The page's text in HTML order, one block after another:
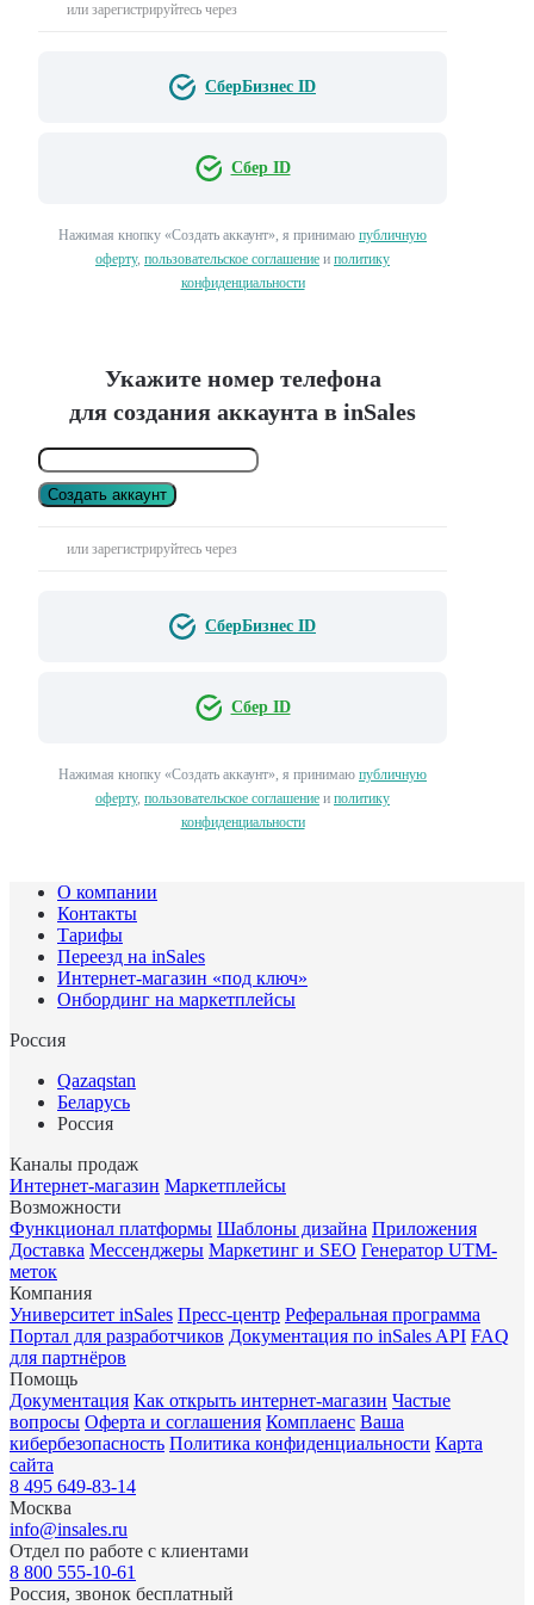
или зарегистрируйтесь через
СберБизнес ID
Сбер ID
Нажимая кнопку «Создать аккаунт», я принимаю публичную
оферту, пользовательское соглашение и политику
конфиденциальности
Укажите номер телефона
для создания аккаунта в inSales
Создать аккаунт
или зарегистрируйтесь через
СберБизнес ID
Сбер ID
Нажимая кнопку «Создать аккаунт», я принимаю публичную
оферту, пользовательское соглашение и политику
конфиденциальности
О компании
Контакты
Тарифы
Переезд на inSales
Интернет-магазин «под ключ»
Онбординг на маркетплейсы
Россия
Qazaqstan
Беларусь
Россия
Каналы продаж
Интернет-магазин Маркетплейсы
Возможности
Функционал платформы Шаблоны дизайна Приложения
Доставка Мессенджеры Маркетинг и SEO Генератор UTM-
меток
Компания
Университет inSales Пресс-центр Реферальная программа
Портал для разработчиков Документация по inSales API FAQ
для партнёров
Помощь
Документация Как открыть интернет-магазин Частые
вопросы Оферта и соглашения Комплаенс Ваша
кибербезопасность Политика конфиденциальности Карта
сайта
8 495 649-83-14
Москва
info@insales.ru
Отдел по работе с клиентами
8 800 555-10-61
Россия, звонок бесплатный